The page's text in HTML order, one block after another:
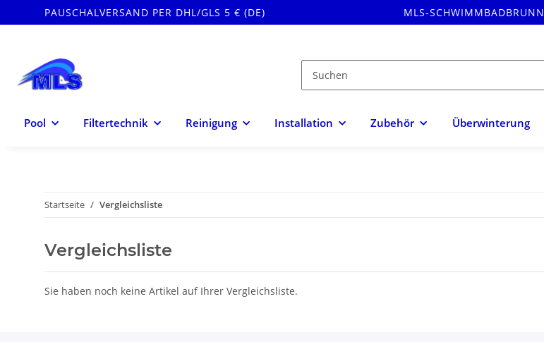
PAUSCHALVERSAND PER DHL/GLS 5 € (DE) MLS-SCHWIMMBADBRUNN
Pool Filtertechnik Reinigung Installation Zubehör Überwinterung
Startseite Vergleichsliste
Vergleichsliste
Sie haben noch keine Artikel auf Ihrer Vergleichsliste.